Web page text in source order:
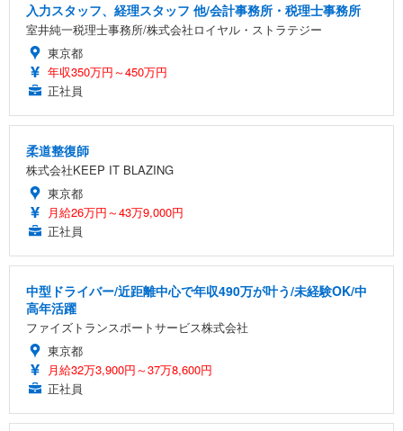
入力スタッフ、経理スタッフ 他/会計事務所・税理士事務所
室井純一税理士事務所/株式会社ロイヤル・ストラテジー
東京都
年収350万円～450万円
正社員
柔道整復師
株式会社KEEP IT BLAZING
東京都
月給26万円～43万9,000円
正社員
中型ドライバー/近距離中心で年収490万が叶う/未経験OK/中
高年活躍
ファイズトランスポートサービス株式会社
東京都
月給32万3,900円～37万8,600円
正社員